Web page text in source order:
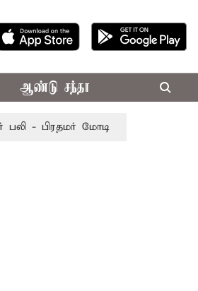
ஆண்டு சந்தா
- பிரதமர் மோடி இரங்கல்